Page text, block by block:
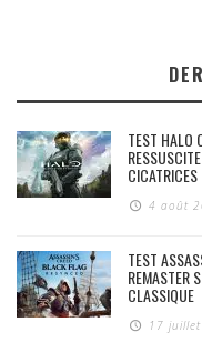
TEST HALO
CICATRICES
4 août
TEST
REMASTER
CLASSIQUE
17